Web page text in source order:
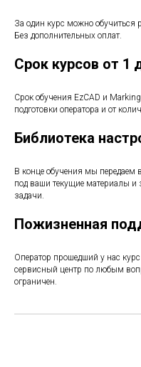
За один курс можно обучиться
Без дополнительных оплат.
Срок курсов от 1
Срок обучения EzCAD и
подготовки оператора и от
Библиотека
В конце обучения мы передаем
под ваши текущие материалы и
задачи.
Пожизненная
Оператор прошедший у нас
сервисный центр по любым
ограничен.